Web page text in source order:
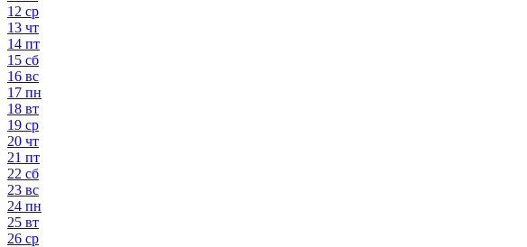
12 ср
13 чт
14 пт
15 сб
16 вс
17 пн
18 вт
19 ср
20 чт
21 пт
22 сб
23 вс
24 пн
25 вт
26 ср